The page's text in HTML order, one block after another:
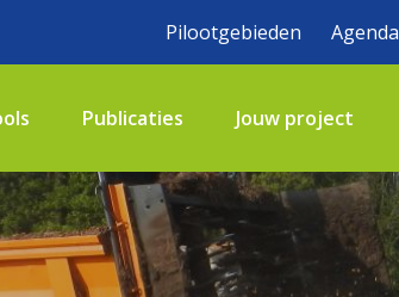
Pilootgebieden Agenda
Publicaties Jouw project